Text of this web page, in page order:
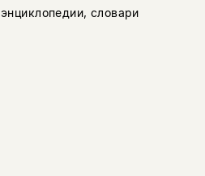
энциклопедии, словари